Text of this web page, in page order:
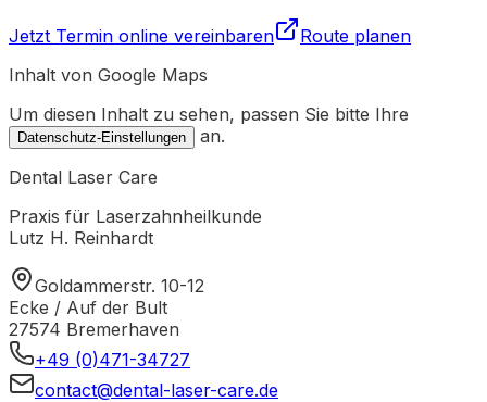
Jetzt Termin online vereinbaren
Route planen
Inhalt von Google Maps
Um diesen Inhalt zu sehen, passen Sie bitte Ihre
Datenschutz-Einstellungen
an.
Dental Laser Care
Praxis für Laserzahnheilkunde
Lutz H. Reinhardt
Goldammerstr. 10-12
Ecke / Auf der Bult
27574 Bremerhaven
+49 (0)471-34727
contact@dental-laser-care.de